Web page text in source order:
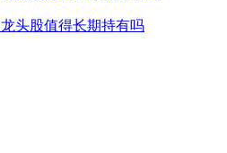
头股值得长期持有吗